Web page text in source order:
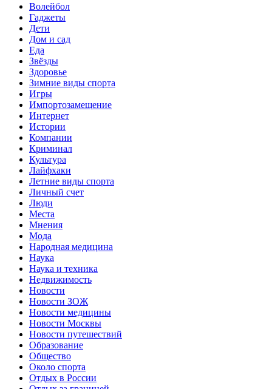
Волейбол
Гаджеты
Дети
Дом и сад
Еда
Звёзды
Здоровье
Зимние виды спорта
Игры
Импортозамещение
Интернет
Истории
Компании
Криминал
Культура
Лайфхаки
Летние виды спорта
Личный счет
Люди
Места
Мнения
Мода
Народная медицина
Наука
Наука и техника
Недвижимость
Новости
Новости ЗОЖ
Новости медицины
Новости Москвы
Новости путешествий
Образование
Общество
Около спорта
Отдых в России